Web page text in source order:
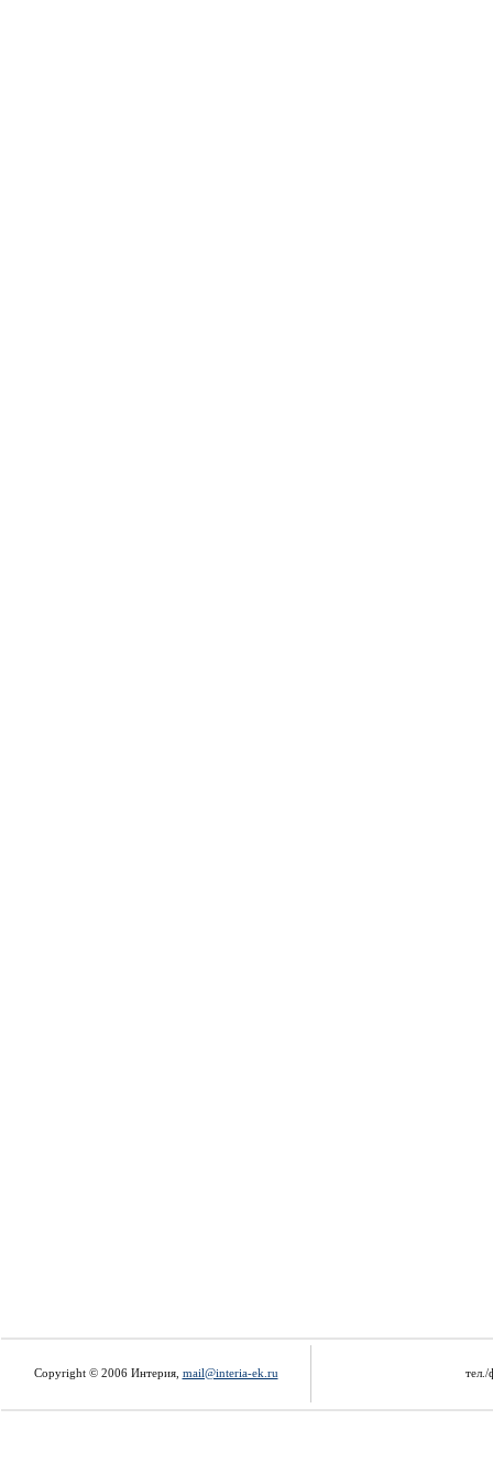
Copyright © 2006 Интерия, mail@interia-ek.ru